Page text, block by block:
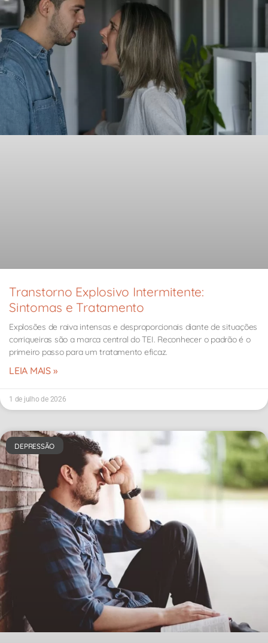
Transtorno Explosivo Intermitente:
Sintomas e Tratamento
Explosões de raiva intensas e desproporcionais diante de situações
corriqueiras são a marca central do TEI. Reconhecer o padrão é o
primeiro passo para um tratamento eficaz.
LEIA MAIS »
1 de julho de 2026
DEPRESSÃO